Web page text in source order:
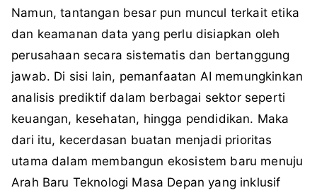
Namun, tantangan besar pun muncul terkait etika
dan keamanan data yang perlu disiapkan oleh
perusahaan secara sistematis dan bertanggung
jawab. Di sisi lain, pemanfaatan AI memungkinkan
analisis prediktif dalam berbagai sektor seperti
keuangan, kesehatan, hingga pendidikan. Maka
dari itu, kecerdasan buatan menjadi prioritas
utama dalam membangun ekosistem baru menuju
Arah Baru Teknologi Masa Depan yang inklusif